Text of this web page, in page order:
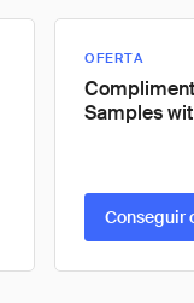
OFERTA
Samples
Conseguir